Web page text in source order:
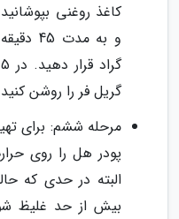
کاغذ روغنی
گریل فر را روشن
مرحله ششم: برای
پودر هل را روی
البته در حدی که
بیش از حد غلیظ